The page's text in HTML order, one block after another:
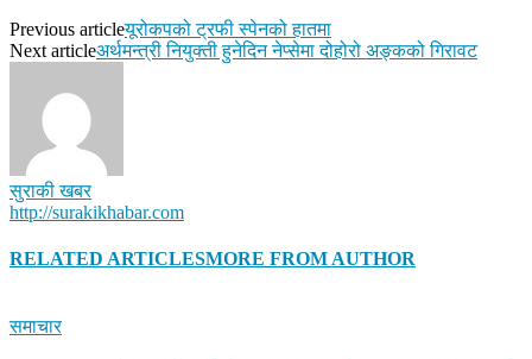
Previous articleयूरोकपको ट्रफी स्पेनको हातमा
Next articleअर्थमन्त्री नियुक्ती हुनेदिन नेप्सेमा दोहोरो अङ्कको गिरावट
सुराकी खबर
http://surakikhabar.com
RELATED ARTICLESMORE FROM AUTHOR
समाचार